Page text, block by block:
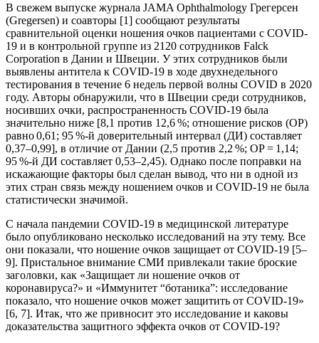
В свежем выпуске журнала JAMA Ophthalmology Грегерсен
(Gregersen) и соавторы [1] сообщают результаты
сравнительной оценки ношения очков пациентами с COVID-
19 и в контрольной группе из 2120 сотрудников Falck
Corporation в Дании и Швеции. У этих сотрудников были
выявлены антитела к COVID-19 в ходе двухнедельного
тестирования в течение 6 недель первой волны COVID в 2020
году. Авторы обнаружили, что в Швеции среди сотрудников,
носивших очки, распространенность COVID-19 была
значительно ниже [8,1 против 12,6 %; отношение рисков (ОР)
равно 0,61; 95 %-й доверительный интервал (ДИ) составляет
0,37–0,99], в отличие от Дании (2,5 против 2,2 %; ОР = 1,14;
95 %-й ДИ составляет 0,53–2,45). Однако после поправки на
искажающие факторы был сделан вывод, что ни в одной из
этих стран связь между ношением очков и COVID-19 не была
статистически значимой.
С начала пандемии COVID-19 в медицинской литературе
было опубликовано несколько исследований на эту тему. Все
они показали, что ношение очков защищает от COVID-19 [5–
9]. Пристальное внимание СМИ привлекали такие броские
заголовки, как «Защищает ли ношение очков от
коронавируса?» и «Иммунитет “ботаника”: исследование
показало, что ношение очков может защитить от COVID-19»
[6, 7]. Итак, что же привносит это исследование и каковы
доказательства защитного эффекта очков от COVID-19?